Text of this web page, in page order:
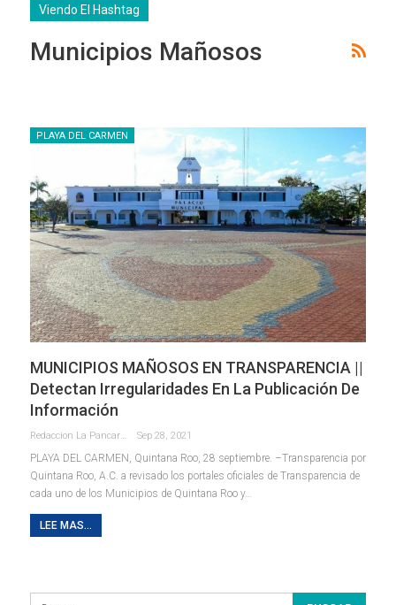
Viendo El Hashtag
Municipios Mañosos
PLAYA DEL CARMEN
MUNICIPIOS MAÑOSOS EN TRANSPARENCIA ||
Detectan Irregularidades En La Publicación De
Información
Redaccion La Pancarta De Quintana Roo Sep 28, 2021
PLAYA DEL CARMEN, Quintana Roo, 28 septiembre. –Transparencia por
Quintana Roo, A.C. a revisado los portales oficiales de Transparencia de
cada uno de los Municipios de Quintana Roo y…
LEE MAS...